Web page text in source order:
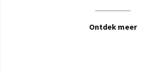
Ontdek meer